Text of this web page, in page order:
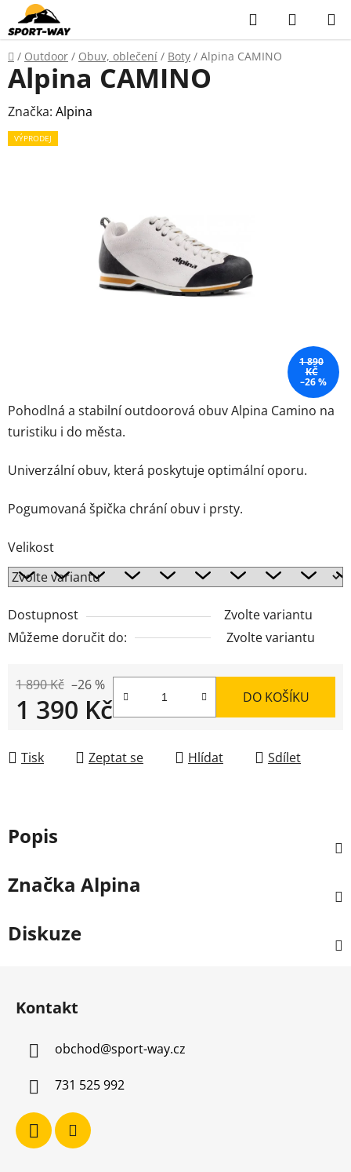
Přejít
na
obsah
Hledat
KOŠÍK
Domů
/ Outdoor / Obuv, oblečení / Boty / Alpina CAMINO
Pohodlná a stabilní outdoorová obuv Alpina Camino na
turistiku i do města.
Univerzální obuv, která poskytuje optimální oporu.
Pogumovaná špička chrání obuv i prsty.
Velikost
Dostupnost
Zvolte variantu
Můžeme doručit do:
Zvolte variantu
1 890 Kč –26 %
1 390 Kč DO KOŠÍKU
Tisk Zeptat se Hlídat Sdílet
Alpina CAMINO
Značka: Alpina
VÝPRODEJ
1 890
KČ
–26 %
Popis
Značka Alpina
Diskuze
Kontakt
obchod@sport-way.cz
731 525 992